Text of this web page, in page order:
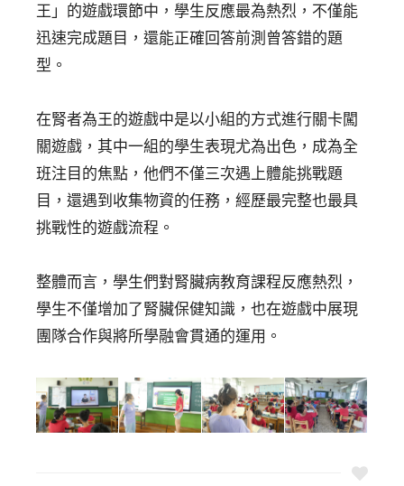
王」的遊戲環節中，學生反應最為熱烈，不僅能
迅速完成題目，還能正確回答前測曾答錯的題
型。
在腎者為王的遊戲中是以小組的方式進行關卡闖
關遊戲，其中一組的學生表現尤為出色，成為全
班注目的焦點，他們不僅三次遇上體能挑戰題
目，還遇到收集物資的任務，經歷最完整也最具
挑戰性的遊戲流程。
整體而言，學生們對腎臟病教育課程反應熱烈，
學生不僅增加了腎臟保健知識，也在遊戲中展現
團隊合作與將所學融會貫通的運用。